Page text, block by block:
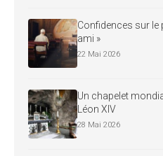
Confidences sur le
ami »
22 Mai 2026
Un chapelet
Léon XIV
28 Mai 2026